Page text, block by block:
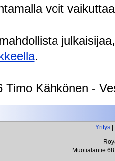
voit
.
Timo Kähkönen -
Yritys
Muotialantie